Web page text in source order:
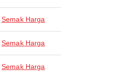
Semak Harga
Semak Harga
Semak Harga